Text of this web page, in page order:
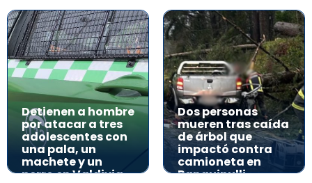
Detienen a hombre
por atacar a tres
adolescentes con
una pala, un
machete y un
perro en Valdivia
Dos personas
mueren tras caída
de árbol que
impactó contra
camioneta en
Panguipulli